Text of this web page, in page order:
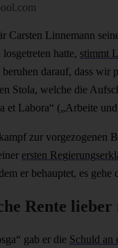
Carsten Linnemann
hatte, stimmt
darauf, dass
Stola, welche die
et Labora“ („Arbeite
zur vorgezogenen
ersten
er behauptet, es
Rente lieber
gab er die Schuld an